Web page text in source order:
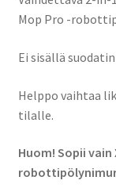
Mop Pro -
Ei sisällä
Helppo vaihtaa
tilalle.
Huom! Sopii vain